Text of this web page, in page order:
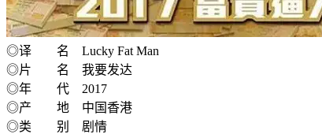
◎译 名 Lucky Fat Man
◎片 名 我要发达
◎年 代 2017
◎产 地 中国香港
◎类 别 剧情